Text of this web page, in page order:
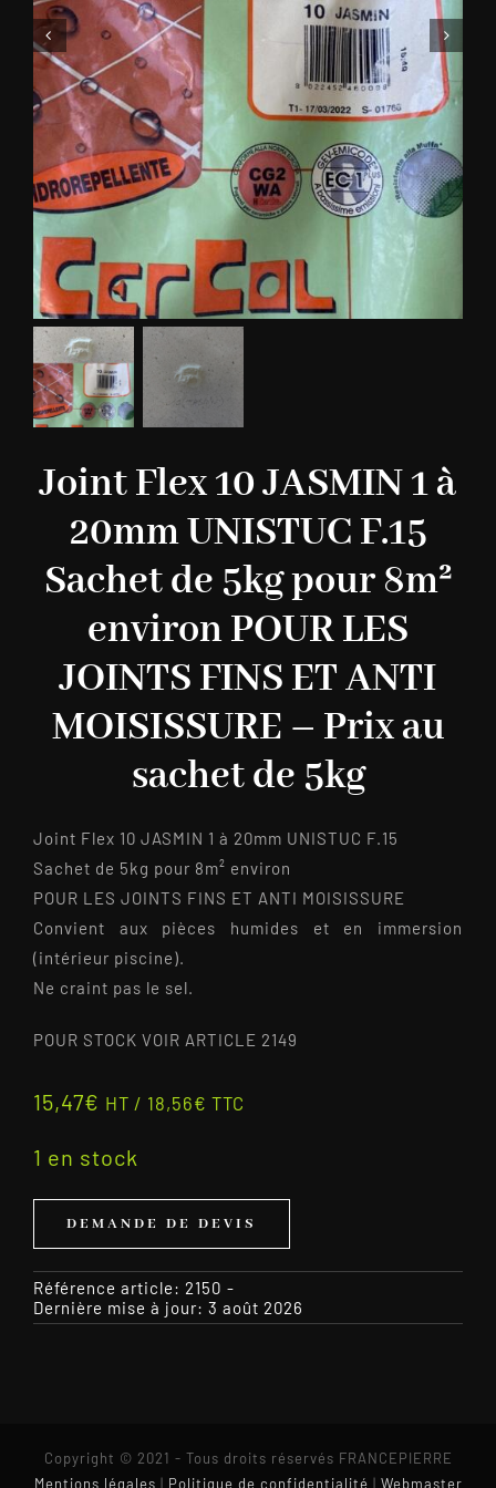
Joint Flex 10 JASMIN 1 à
20mm UNISTUC F.15
Sachet de 5kg pour 8m²
environ POUR LES
JOINTS FINS ET ANTI
MOISISSURE – Prix au
sachet de 5kg
Joint Flex 10 JASMIN 1 à 20mm UNISTUC F.15
Sachet de 5kg pour 8m² environ
POUR LES JOINTS FINS ET ANTI MOISISSURE
Convient aux pièces humides et en immersion
(intérieur piscine).
Ne craint pas le sel.
POUR STOCK VOIR ARTICLE 2149
15,47€ HT / 18,56€ TTC
1 en stock
DEMANDE DE DEVIS
Référence article: 2150 -
Dernière mise à jour: 3 août 2026
Copyright © 2021 - Tous droits réservés FRANCEPIERRE
Mentions légales | Politique de confidentialité | Webmaster